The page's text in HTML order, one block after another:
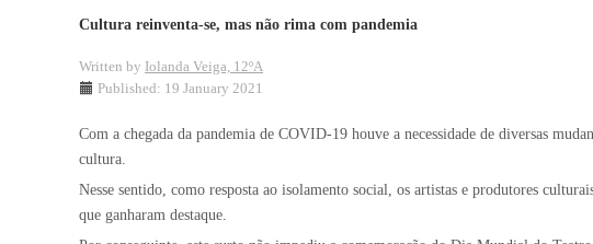
Cultura reinventa-se, mas não rima com pandemia
Written by Iolanda Veiga, 12ºA
Published: 19 January 2021
Com a chegada da pandemia de COVID-19 houve a necessidade de diversas
cultura.
Nesse sentido, como resposta ao isolamento social, os artistas e produtores
que ganharam destaque.